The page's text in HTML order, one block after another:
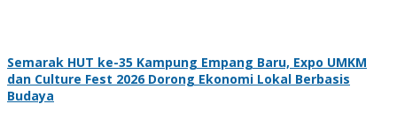
Semarak HUT ke-35 Kampung Empang Baru, Expo UMKM
dan Culture Fest 2026 Dorong Ekonomi Lokal Berbasis
Budaya